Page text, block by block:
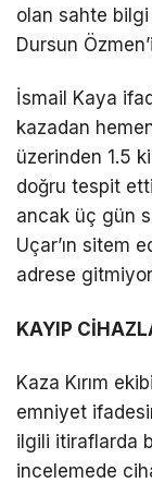
olan sahte
Dursun
İsmail Kaya
kazadan
üzerinden 1.5
doğru tespit
ancak üç gün
Uçar’ın sitem
adrese
KAYIP
Kaza Kırım
emniyet
ilgili itiraflarda
incelemede